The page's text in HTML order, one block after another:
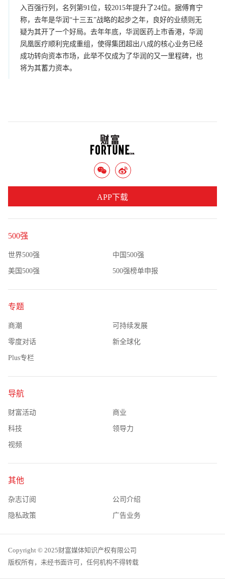
入百强行列，名列第91位，较2015年提升了24位。据傅育宁
称，去年是华润“十三五”战略的起步之年，良好的业绩则无
疑为其开了一个好局。去年年底，华润医药上市香港，华润
凤凰医疗顺利完成重组，使得集团超出八成的核心业务已经
成功转向资本市场，此举不仅成为了华润的又一里程碑，也
将为其蓄力资本。
500强
世界500强 中国500强
美国500强 500强榜单申报
专题
商潮 可持续发展
零度对话 新全球化
Plus专栏
导航
财富活动 商业
科技 领导力
视频
其他
杂志订阅 公司介绍
隐私政策 广告业务
APP下载
Copyright © 2025财富媒体知识产权有限公司
版权所有，未经书面许可，任何机构不得转载